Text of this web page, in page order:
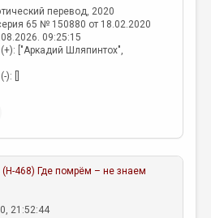
перевод, 2020
65 № 150880 от 18.02.2020
09:25:15
["Аркадий Шляпинтох",
[]
(Н-468) Где помрём – не знаем
21:52:44